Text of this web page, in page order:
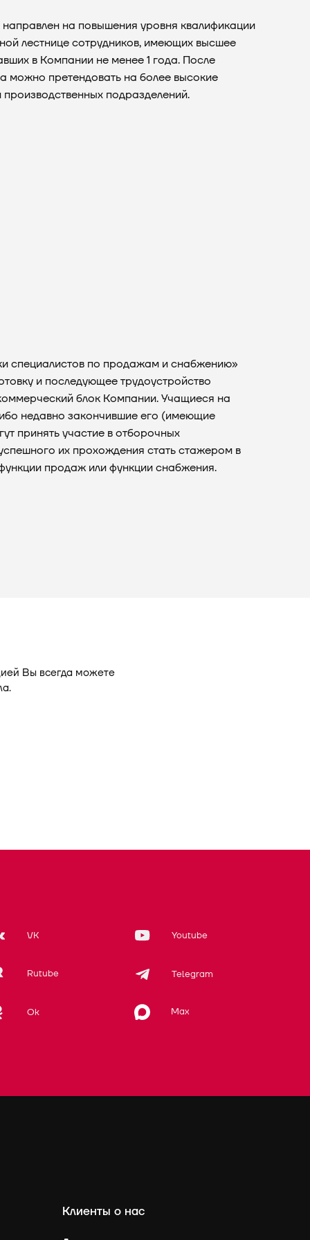
на повышения уровня квалификации
лестнице сотрудников, имеющих высшее
в Компании не менее 1 года. После
можно претендовать на более высокие
подразделений.
специалистов по продажам и снабжению»
и последующее трудоустройство
блок Компании. Учащиеся на
недавно закончившие его (имеющие
принять участие в отборочных
их прохождения стать стажером в
продаж или функции снабжения.
Вы всегда можете
VK Youtube
Rutube Telegram
Ok Max
Клиенты о нас